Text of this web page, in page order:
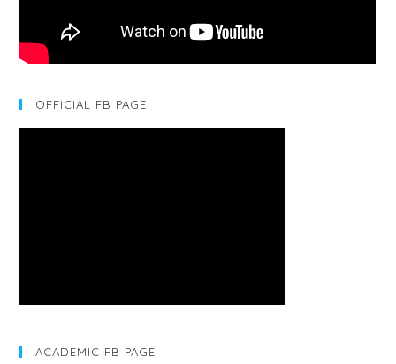
OFFICIAL FB PAGE
ACADEMIC FB PAGE